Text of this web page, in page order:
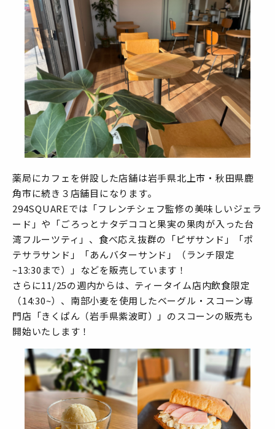
薬局にカフェを併設した店舗は岩手県北上市・秋田県鹿
角市に続き３店舗目になります。
294SQUAREでは「フレンチシェフ監修の美味しいジェラ
ード」や「ごろっとナタデココと果実の果肉が入った台
湾フルーツティ」、食べ応え抜群の「ピザサンド」「ポ
テサラサンド」「あんバターサンド」（ランチ限定
~13:30まで）」などを販売しています！
さらに11/25の週内からは、ティータイム店内飲食限定
（14:30~）、南部小麦を使用したベーグル・スコーン専
門店「きくぱん（岩手県紫波町）」のスコーンの販売も
開始いたします！